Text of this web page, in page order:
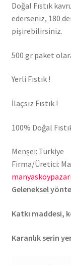
Doğal Fıstık
ederseniz, 180
pişirebilirsiniz.
500 gr paket
Yerli Fıstık !
İlaçsız Fıstık !
100% Doğal
Menşei: Türkiye
Firma/Üretici:
Geleneksel
Katkı maddesi,
Karanlık serin